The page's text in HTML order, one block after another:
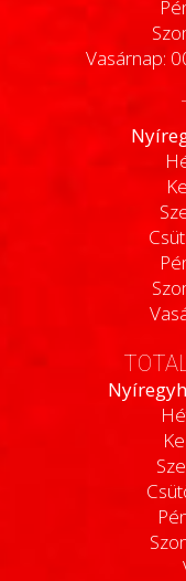
Vasárnap: